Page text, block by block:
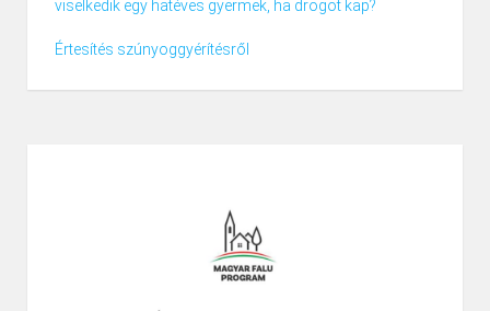
viselkedik egy hatéves gyermek, ha drogot kap?
Értesítés szúnyoggyérítésről